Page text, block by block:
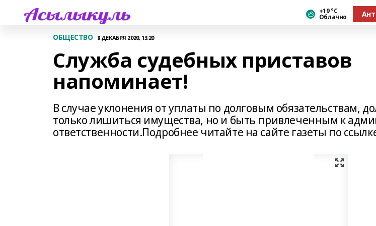
+19 °С
Облачно
ОБЩЕСТВО 8 ДЕКАБРЯ 2020, 13:20
Служба судебных приставов
напоминает!
В случае уклонения от уплаты по долговым обязательствам,
только лишиться имущества, но и быть привлеченным к
ответственности.Подробнее читайте на сайте газеты по